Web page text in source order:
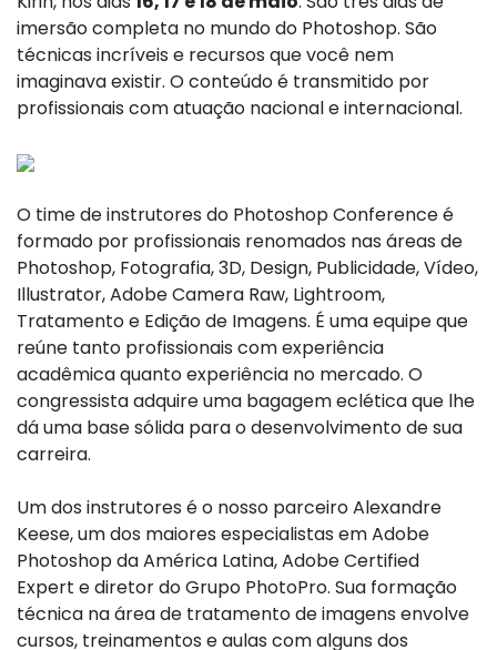
imersão completa no mundo do Photoshop. São
técnicas incríveis e recursos que você nem
imaginava existir. O conteúdo é transmitido por
profissionais com atuação nacional e internacional.
O time de instrutores do Photoshop Conference é
formado por profissionais renomados nas áreas de
Photoshop, Fotografia, 3D, Design, Publicidade, Vídeo,
Illustrator, Adobe Camera Raw, Lightroom,
Tratamento e Edição de Imagens. É uma equipe que
reúne tanto profissionais com experiência
acadêmica quanto experiência no mercado. O
congressista adquire uma bagagem eclética que lhe
dá uma base sólida para o desenvolvimento de sua
carreira.
Um dos instrutores é o nosso parceiro Alexandre
Keese, um dos maiores especialistas em Adobe
Photoshop da América Latina, Adobe Certified
Expert e diretor do Grupo PhotoPro. Sua formação
técnica na área de tratamento de imagens envolve
cursos, treinamentos e aulas com alguns dos